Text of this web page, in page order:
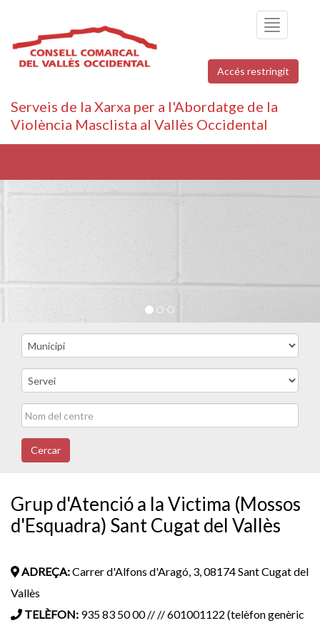
Toggle
navigation
Accés restringit
Serveis de la Xarxa per a l'Abordatge de la
Violència Masclista al Vallès Occidental
Cercar
Grup d'Atenció a la Victima (Mossos
d'Esquadra) Sant Cugat del Vallès
ADREÇA:Carrer d'Alfons d'Aragó, 3, 08174 Sant Cugat del
Vallès
TELÈFON: 935 83 50 00 // // 601001122 (telèfon genèric